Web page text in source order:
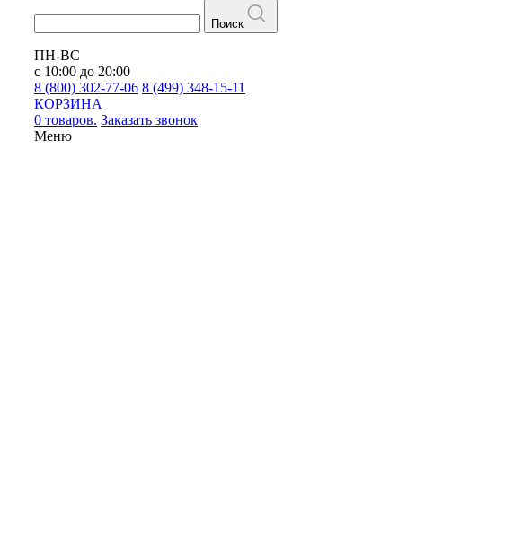
Поиск
ПН-ВС
с 10:00 до 20:00
8 (800) 302-77-06 8 (499) 348-15-11
КОРЗИНА
0 товаров. Заказать звонок
Меню